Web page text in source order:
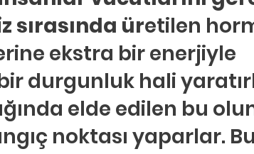
sırasında üretilen
ekstra bir enerjiyle
durgunluk hali
elde edilen bu
noktası yaparlar.